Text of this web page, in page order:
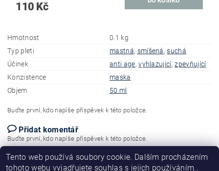
110 Kč
Hmotnost
0.1 kg
Typ pleti
mastná, smíšená,suchá
Účinek
anti age,vyhlazující,zpevňující
Konzistence
maska
Objem
50 ml
Buďte první, kdo napíše příspěvek k této položce.
Přidat komentář
Buďte první, kdo napíše příspěvek k této položce.
Přidat hodnocení
Tento web používá soubory cookie. Dalším procházením
tohoto webu vyjadřujete souhlas s jejich používáním..